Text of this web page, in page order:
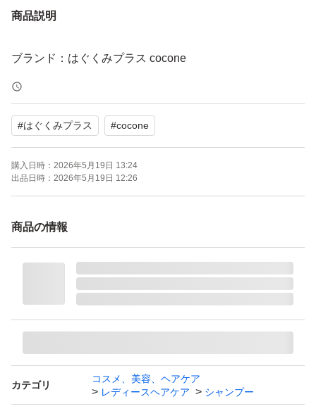
商品説明
ブランド：はぐくみプラス cocone
#はぐくみプラス #cocone
購入日時： 2026年5月19日 13:24
出品日時： 2026年5月19日 12:26
商品の情報
カテゴリ
コスメ、美容、ヘアケア
レディースヘアケア
シャンプー